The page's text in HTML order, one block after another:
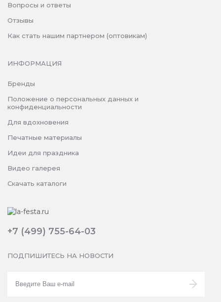
+7 (499) 755-64-03
ПОДПИШИТЕСЬ НА НОВОСТИ
Вопросы и ответы
Отзывы
Как стать нашим партнером (оптовикам)
ИНФОРМАЦИЯ
Бренды
Положение о персональных данных и
конфиденциальности
Для вдохновения
Печатные материалы
Идеи для праздника
Видео галерея
Скачать каталоги